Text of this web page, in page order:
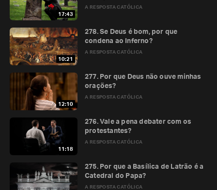
17:43
A RESPOSTA CATÓLICA
10:21
A RESPOSTA CATÓLICA
278. Se Deus é bom, por que
condena ao Inferno?
12:10
A RESPOSTA CATÓLICA
277. Por que Deus não ouve minhas
orações?
11:18
A RESPOSTA CATÓLICA
276. Vale a pena debater com os
protestantes?
A RESPOSTA CATÓLICA
275. Por que a Basílica de Latrão é a
Catedral do Papa?